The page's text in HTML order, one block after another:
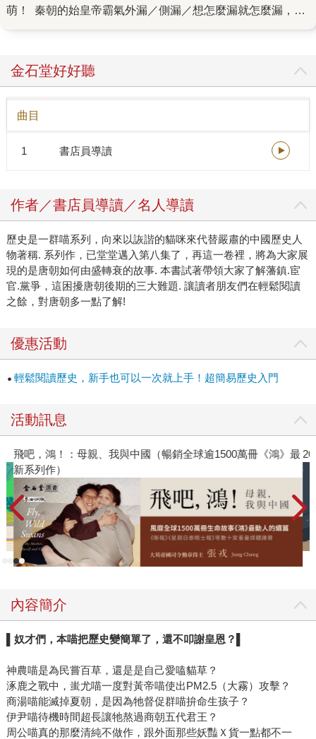
萌！ 秦朝的始皇帝霸氣外漏／側漏／想怎麼漏就怎麼漏，卻
的歷史，絕不唬爛，每一個內容都會附上文獻來源，沒有亂
編，全部都是正史！ 我的媽媽啊～《如果歷史是一群喵》就
是一本讓貓奴想跪拜大喊：「喵皇萬歲萬歲萬萬歲～」的歷
史書啊！ 對於腦洞可以開這?大（稱讚意味）的肥志，真的
讓小編想獻上崇拜的眼神，如果你是看到歷史課本就會一秒
入睡的話，這一本會讓你清醒讀完！（師，可以換這個當課
式歷史漫畫，但是這本也相當值得閱讀！ 《肥志百科》將課
本上不教的百科知識，保持著幽默、內涵和極具正能量的特
色，讓枯燥的歷史知識，擁有了詼諧的漫畫式表達。 如果你
是喜歡這種有趣的小知識，千萬不能錯過！
金石堂好好聽
曲目
1 書店員導讀
作者／書店員導讀／名人導讀
歷史是一群喵系列，向來以詼諧的貓咪來代替嚴肅的中國歷史人
物著稱. 系列作，已堂堂邁入第八集了，再這一卷裡，將為大家展
現的是唐朝如何由盛轉衰的故事. 本書試著帶領大家了解藩鎮.宦
官.黨爭，這困擾唐朝後期的三大難題. 讓讀者朋友們在輕鬆閱讀
之餘，對唐朝多一點了解!
優惠活動
輕鬆閱讀歷史，新手也可以一次就上手！超簡易歷史入門
活動訊息
飛吧，鴻！：母親、我與中國（暢銷全球逾1500萬冊《鴻》最
新系列作）
內容簡介
奴才們，本喵把歷史變簡單了，還不叩謝皇恩？
神農喵是為民嘗百草，還是是自己愛嗑貓草？
涿鹿之戰中，蚩尤喵一度對黃帝喵使出PM2.5（大霧）攻擊？
商湯喵能滅掉夏朝，是因為牠督促群喵拚命生孩子？
伊尹喵待機時間超長讓牠熬過商朝五代君王？
周公喵真的那麼清純不做作，跟外面那些妖豔Ｘ貨一點都不一